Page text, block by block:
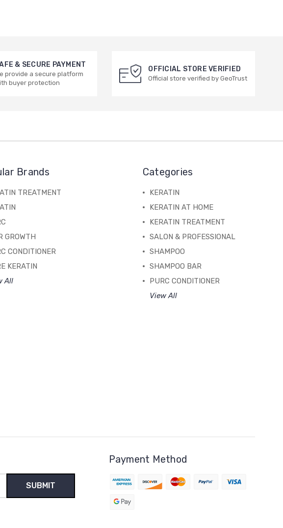
& SECURE PAYMENT
provide a secure platform
buyer protection
OFFICIAL STORE VERIFIED
Official store verified by GeoTrust
Brands
TREATMENT
GROWTH
CONDITIONER
KERATIN
All
Categories
KERATIN
KERATIN AT HOME
KERATIN TREATMENT
SALON & PROFESSIONAL
SHAMPOO
SHAMPOO BAR
PURC CONDITIONER
View All
Payment Method